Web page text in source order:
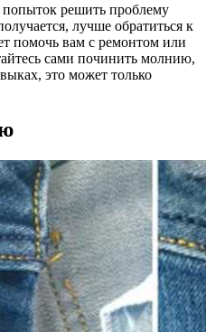
попыток решить проблему
лучше обратиться к
помочь вам с ремонтом или
сами починить молнию,
это может только